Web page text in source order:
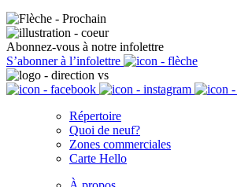
Abonnez-vous à notre infolettre
S’abonner à l’infolettre
Répertoire
Quoi de neuf?
Zones commerciales
Carte Hello